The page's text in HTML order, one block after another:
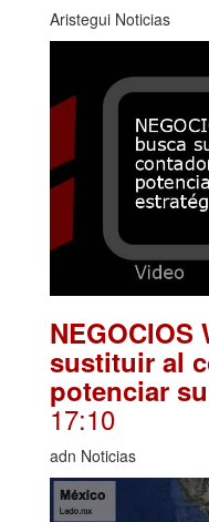
Aristegui Noticias
sustituir al
potenciar
17:10
adn Noticias